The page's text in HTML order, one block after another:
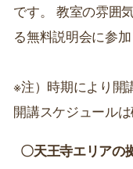
です。 教室の雰囲
る無料説明会に参
※注）時期により開
開講スケジュール
〇天王寺エリアの